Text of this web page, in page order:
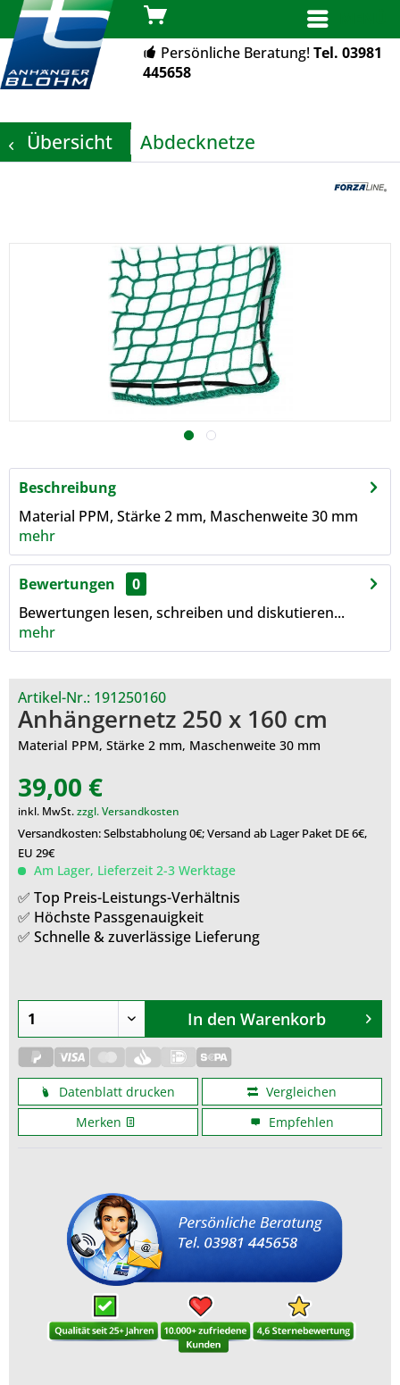
Persönliche Beratung!Tel. 03981
445658
Übersicht Abdecknetze
Beschreibung
Material PPM, Stärke 2 mm, Maschenweite 30 mm
mehr
Bewertungen
0
Bewertungen lesen, schreiben und diskutieren...
mehr
Artikel-Nr.: 191250160
Anhängernetz 250 x 160 cm
Material PPM, Stärke 2 mm, Maschenweite 30 mm
39,00 €
inkl. MwSt.zzgl. Versandkosten
Versandkosten: Selbstabholung 0€; Versand ab Lager Paket DE 6€,
EU 29€
Am Lager, Lieferzeit 2-3 Werktage
✅ Top Preis-Leistungs-Verhältnis
✅ Höchste Passgenauigkeit
✅ Schnelle & zuverlässige Lieferung
In den Warenkorb
Datenblatt drucken
Vergleichen
Merken
Empfehlen